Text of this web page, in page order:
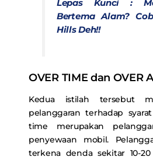
Lepas Kunci :
Bertema Alam?
Hills Deh!!
OVER TIME dan OVER
Kedua istilah tersebut
pelanggaran terhadap
time merupakan
penyewaan mobil.
terkena denda sekitar 10-